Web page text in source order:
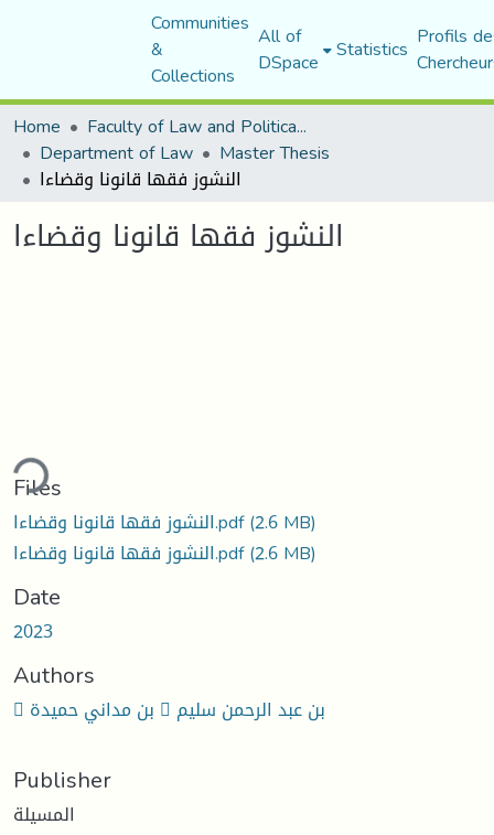
Communities
&
Collections
All of
DSpace Statistics Profils
Home
Faculty of Law and Political Science
Department of Law Master Thesis
النشوز فقها قانونا وقضاءا
النشوز فقها قانونا وقضاءا
Files
النشوز فقها قانونا وقضاءا.pdf(2.6 MB)
النشوز فقها قانونا وقضاءا.pdf(2.6 MB)
Date
2023
Authors
 بن مداني حميدة  بن عبد الرحمن سليم
Publisher
المسيلة